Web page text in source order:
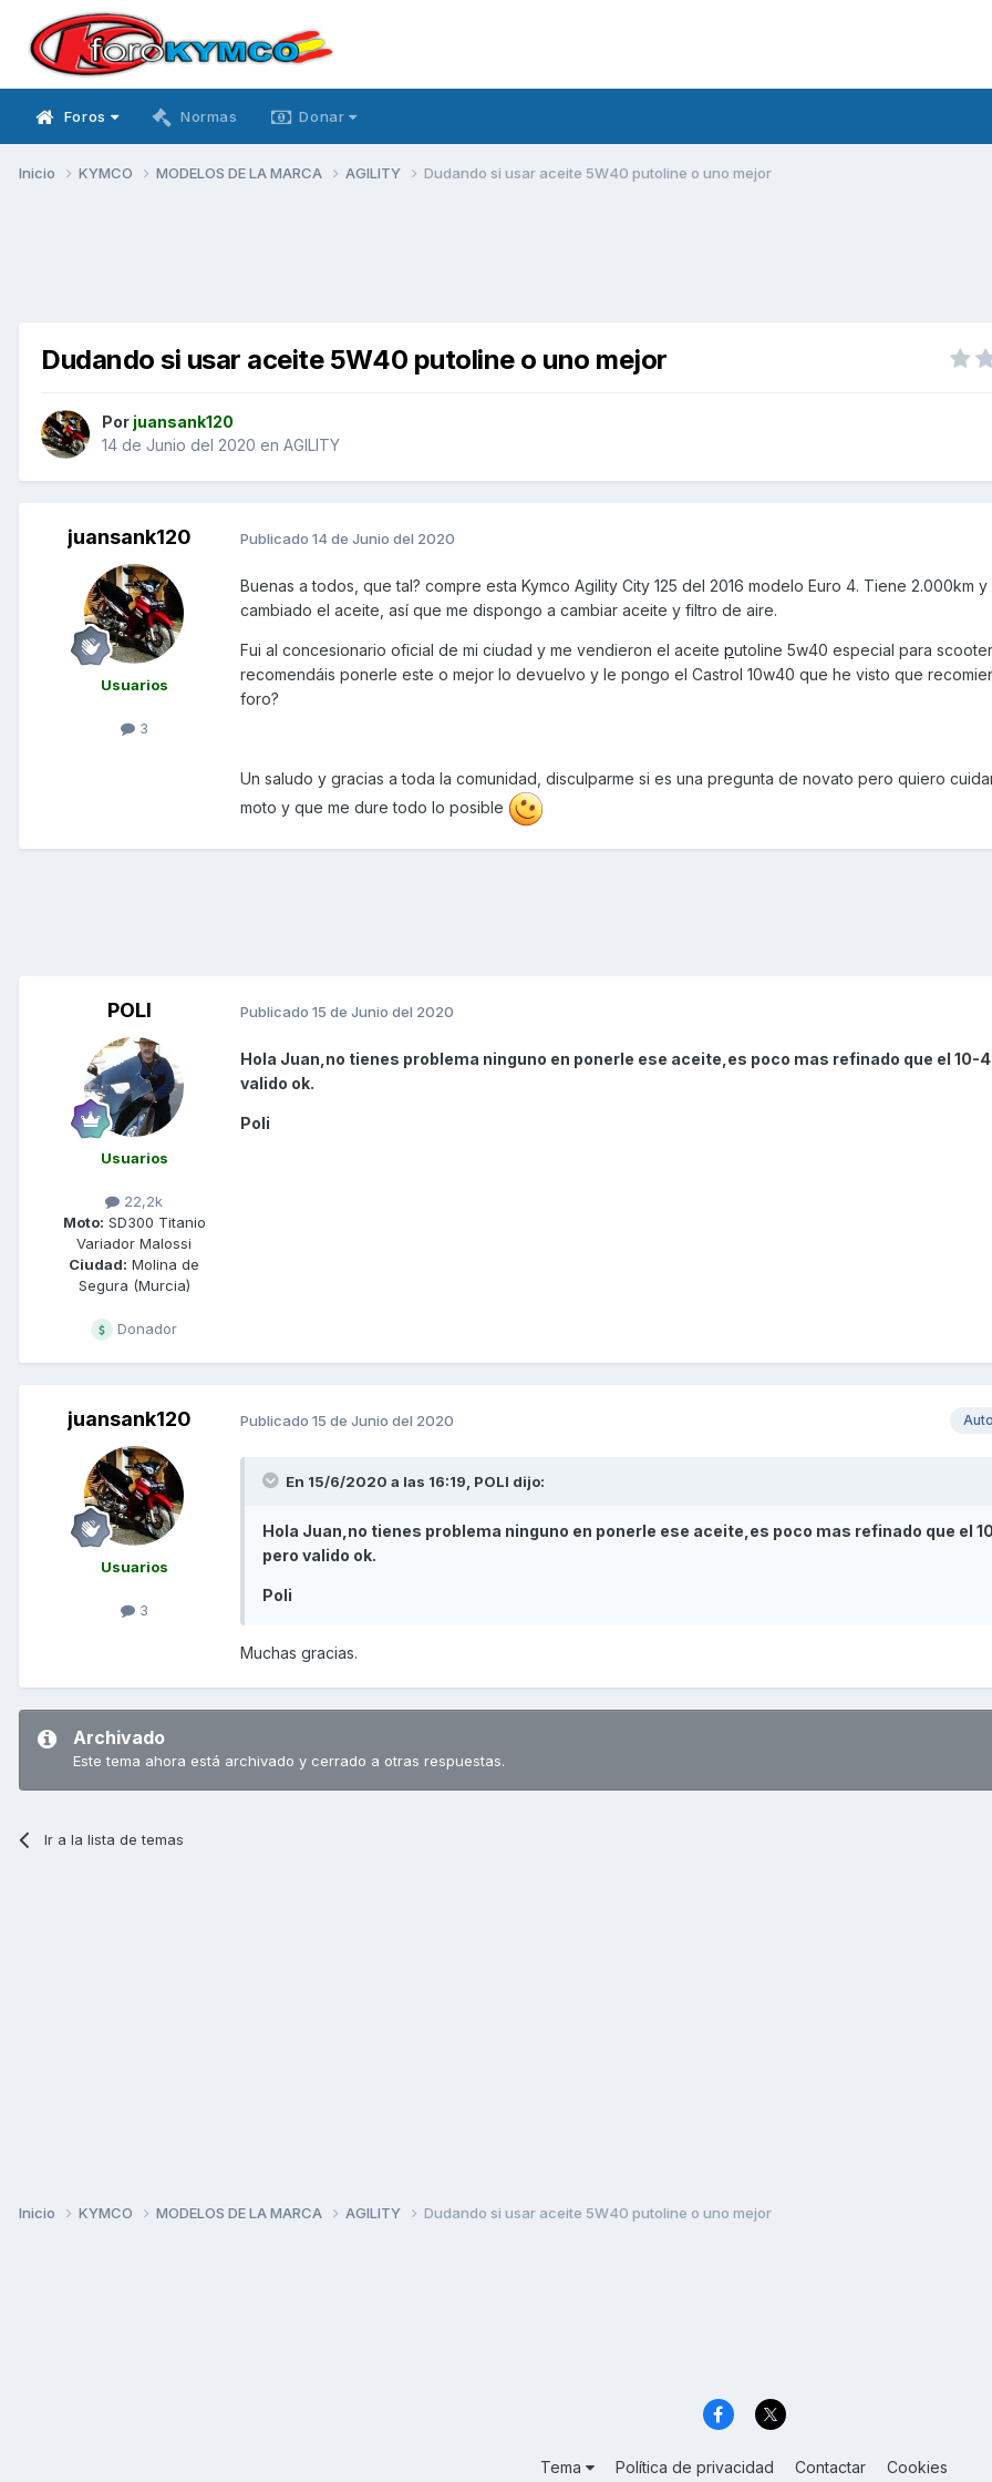
Foros Normas Donar
Inicio KYMCO MODELOS DE LA MARCA AGILITY Dudando si usar aceite 5W40 putoline o uno mejor
Dudando si usar aceite 5W40 putoline o uno mejor
Por juansank120
14 de Junio del 2020 en AGILITY
juansank120
Usuarios
3
Publicado 14 de Junio del 2020
Buenas a todos, que tal? compre esta Kymco Agility City 125 del 2016 modelo Euro 4. Tiene 2.000km
cambiado el aceite, así que me dispongo a cambiar aceite y filtro de aire.
Fui al concesionario oficial de mi ciudad y me vendieron el aceite putoline 5w40 especial para
recomendáis ponerle este o mejor lo devuelvo y le pongo el Castrol 10w40 que he visto que
foro?
Un saludo y gracias a toda la comunidad, disculparme si es una pregunta de novato pero quiero
moto y que me dure todo lo posible
POLI
Usuarios
22,2k
Moto: SD300 Titanio
Variador Malossi
Ciudad: Molina de
Segura (Murcia)
Donador
Publicado 15 de Junio del 2020
Hola Juan,no tienes problema ninguno en ponerle ese aceite,es poco mas refinado que el 10-
valido ok.
Poli
juansank120
Usuarios
3
Publicado 15 de Junio del 2020
En 15/6/2020 a las 16:19, POLI dijo:
Hola Juan,no tienes problema ninguno en ponerle ese aceite,es poco mas refinado que el
pero valido ok.
Poli
Muchas gracias.
Archivado
Este tema ahora está archivado y cerrado a otras respuestas.
Ir a la lista de temas
Inicio KYMCO MODELOS DE LA MARCA AGILITY Dudando si usar aceite 5W40 putoline o uno mejor
Tema Política de privacidad Contactar Cookies